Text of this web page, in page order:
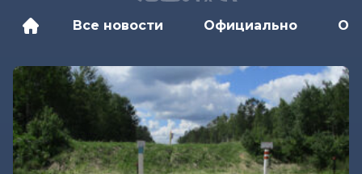
Все новости Официально